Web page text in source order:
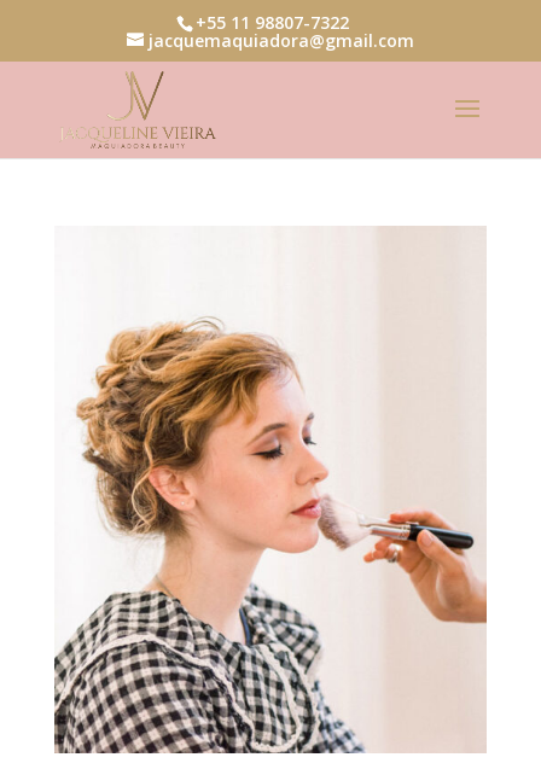
+55 11 98807-7322
jacquemaquiadora@gmail.com